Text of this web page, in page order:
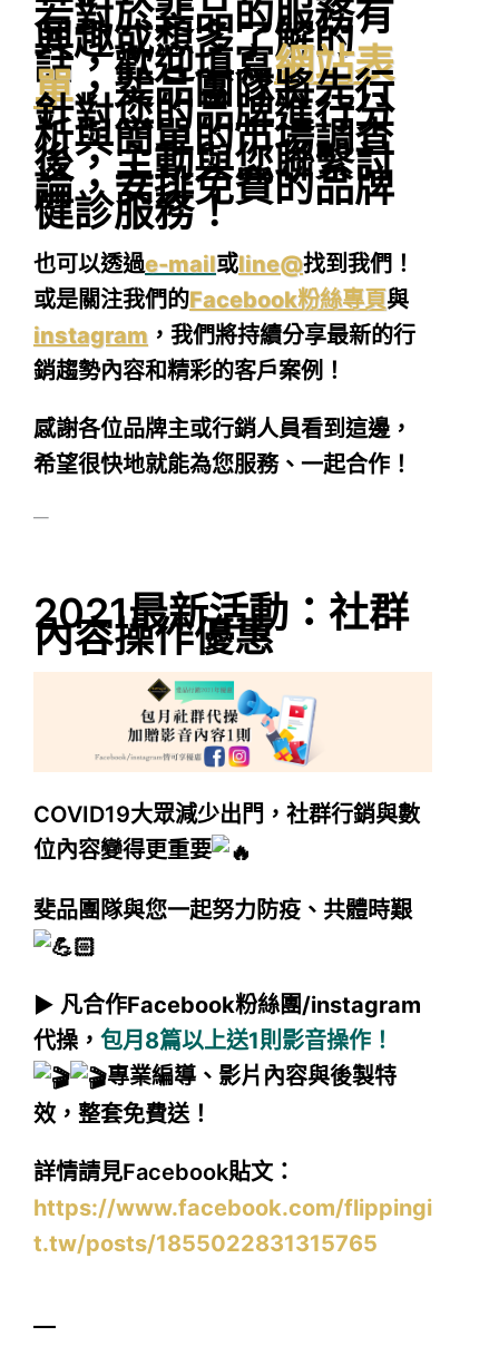
若對於斐品的服務有
興趣或想多了解的
話，歡迎填寫網站表
單，斐品團隊將先行
針對您的品牌進行分
析與簡單的市場調查
後，主動與您聯繫討
論，安排免費的品牌
健診服務！
也可以透過e-mail或line@找到我們！
或是關注我們的Facebook粉絲專頁與
instagram ，我們將持續分享最新的行
銷趨勢內容和精彩的客戶案例！
感謝各位品牌主或行銷人員看到這邊，
希望很快地就能為您服務、一起合作！
—
2021最新活動：社群
內容操作優惠
COVID19大眾減少出門，社群行銷與數
位內容變得更重要
斐品團隊與您一起努力防疫、共體時艱
▶︎ 凡合作Facebook粉絲團/instagram
代操， 包月8篇以上送1則影音操作！
專業編導、影片內容與後製特
效，整套免費送！
詳情請見Facebook貼文：
https://www.facebook.com/flippingi
t.tw/posts/1855022831315765
—